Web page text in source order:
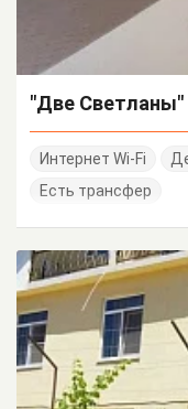
"Две Светланы"
Интернет Wi-Fi
Есть трансфер